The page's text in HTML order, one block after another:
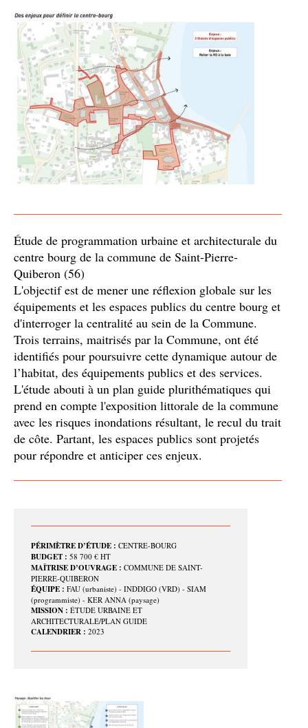
Étude de programmation urbaine et architecturale du
centre bourg de la commune de Saint-Pierre-
Quiberon (56)
L'objectif est de mener une réflexion globale sur les
équipements et les espaces publics du centre bourg et
d'interroger la centralité au sein de la Commune.
Trois terrains, maitrisés par la Commune, ont été
identifiés pour poursuivre cette dynamique autour de
l’habitat, des équipements publics et des services.
L'étude abouti à un plan guide plurithématiques qui
prend en compte l'exposition littorale de la commune
avec les risques inondations résultant, le recul du trait
de côte. Partant, les espaces publics sont projetés
pour répondre et anticiper ces enjeux.
PÉRIMÈTRE D’ÉTUDE : CENTRE-BOURG
BUDGET : 58 700 € HT
MAÎTRISE D’OUVRAGE : COMMUNE DE SAINT-
PIERRE-QUIBERON
ÉQUIPE : FAU (urbaniste) - INDDIGO (VRD) - SIAM
(programmiste) - KER ANNA (paysage)
MISSION : ÉTUDE URBAINE ET
ARCHITECTURALE/PLAN GUIDE
CALENDRIER : 2023